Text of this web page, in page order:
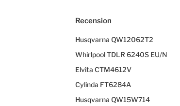
Recension
Husqvarna QW12062T2
Whirlpool TDLR 6240S EU/N
Elvita CTM4612V
Cylinda FT6284A
Husqvarna QW15W714